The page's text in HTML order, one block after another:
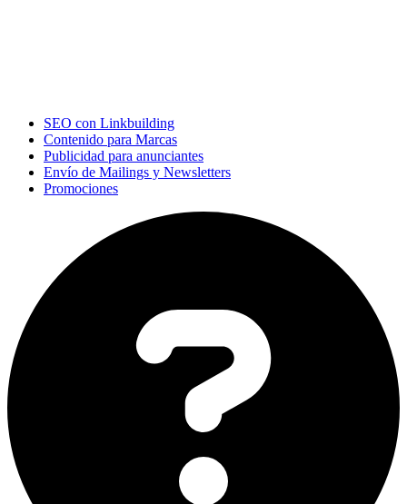
SEO con Linkbuilding
Contenido para Marcas
Publicidad para anunciantes
Envío de Mailings y Newsletters
Promociones